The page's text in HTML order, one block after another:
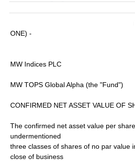
ONE) -
MW Indices PLC
MW TOPS Global Alpha (the "Fund")
CONFIRMED NET ASSET VALUE OF
The confirmed net asset value per
undermentioned
three classes of shares of no par value
close of business